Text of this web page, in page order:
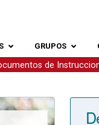
GRUPOS
de